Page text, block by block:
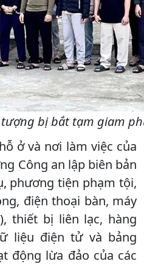
tượng bị bắt tạm giam
ở và nơi làm việc của
Công an lập biên bản
phương tiện phạm tội,
điện thoại bàn, máy
thiết bị liên lạc, hàng
liệu điện tử và bảng
động lừa đảo của các